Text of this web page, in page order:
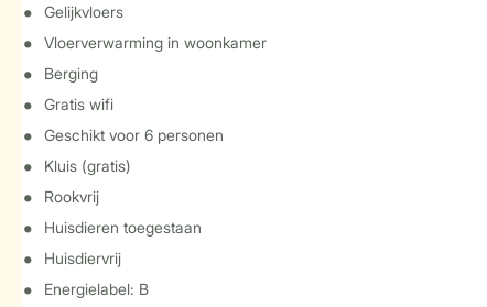
Gelijkvloers
Vloerverwarming in woonkamer
Berging
Gratis wifi
Geschikt voor 6 personen
Kluis (gratis)
Rookvrij
Huisdieren toegestaan
Huisdiervrij
Energielabel: B